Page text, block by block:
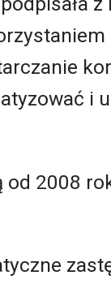
i
od 2008